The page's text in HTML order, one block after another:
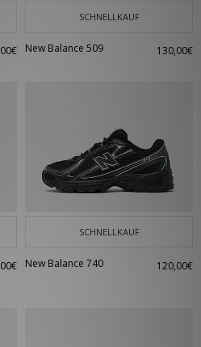
SCHNELLKAUF
New Balance 509 130,00€
SCHNELLKAUF
New Balance 740 120,00€